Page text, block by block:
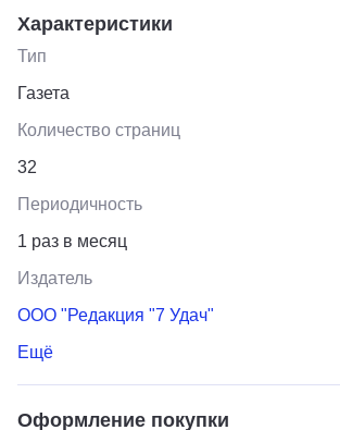
Характеристики
Тип
Газета
Количество страниц
32
Периодичность
1 раз в месяц
Издатель
ООО "Редакция "7 Удач"
Ещё
Оформление покупки